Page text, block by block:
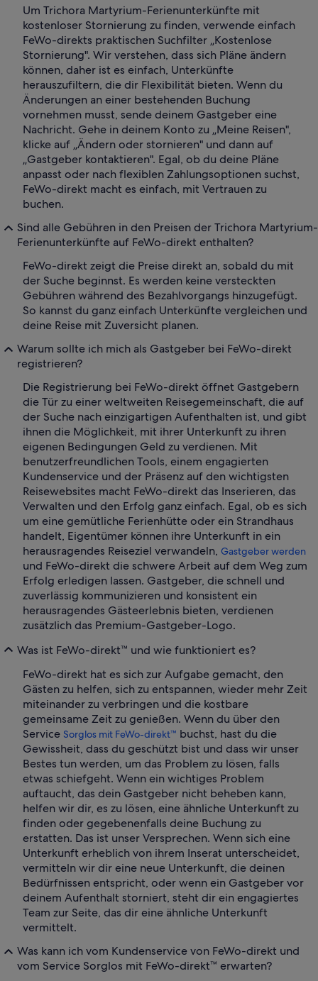
Um Trichora Martyrium-Ferienunterkünfte mit
kostenloser Stornierung zu finden, verwende einfach
FeWo-direkts praktischen Suchfilter „Kostenlose
Stornierung". Wir verstehen, dass sich Pläne ändern
können, daher ist es einfach, Unterkünfte
herauszufiltern, die dir Flexibilität bieten. Wenn du
Änderungen an einer bestehenden Buchung
vornehmen musst, sende deinem Gastgeber eine
Nachricht. Gehe in deinem Konto zu „Meine Reisen",
klicke auf „Ändern oder stornieren" und dann auf
„Gastgeber kontaktieren". Egal, ob du deine Pläne
anpasst oder nach flexiblen Zahlungsoptionen suchst,
FeWo-direkt macht es einfach, mit Vertrauen zu
buchen.
Sind alle Gebühren in den Preisen der Trichora Martyrium-
Ferienunterkünfte auf FeWo-direkt enthalten?
FeWo-direkt zeigt die Preise direkt an, sobald du mit
der Suche beginnst. Es werden keine versteckten
Gebühren während des Bezahlvorgangs hinzugefügt.
So kannst du ganz einfach Unterkünfte vergleichen und
deine Reise mit Zuversicht planen.
Warum sollte ich mich als Gastgeber bei FeWo-direkt
registrieren?
Die Registrierung bei FeWo-direkt öffnet Gastgebern
die Tür zu einer weltweiten Reisegemeinschaft, die auf
der Suche nach einzigartigen Aufenthalten ist, und gibt
ihnen die Möglichkeit, mit ihrer Unterkunft zu ihren
eigenen Bedingungen Geld zu verdienen. Mit
benutzerfreundlichen Tools, einem engagierten
Kundenservice und der Präsenz auf den wichtigsten
Reisewebsites macht FeWo-direkt das Inserieren, das
Verwalten und den Erfolg ganz einfach. Egal, ob es sich
um eine gemütliche Ferienhütte oder ein Strandhaus
handelt, Eigentümer können ihre Unterkunft in ein
herausragendes Reiseziel verwandeln, Gastgeber werden
und FeWo-direkt die schwere Arbeit auf dem Weg zum
Erfolg erledigen lassen. Gastgeber, die schnell und
zuverlässig kommunizieren und konsistent ein
herausragendes Gästeerlebnis bieten, verdienen
zusätzlich das Premium-Gastgeber-Logo.
Was ist FeWo-direkt™ und wie funktioniert es?
FeWo-direkt hat es sich zur Aufgabe gemacht, den
Gästen zu helfen, sich zu entspannen, wieder mehr Zeit
miteinander zu verbringen und die kostbare
gemeinsame Zeit zu genießen. Wenn du über den
Service Sorglos mit FeWo-direkt™ buchst, hast du die
Gewissheit, dass du geschützt bist und dass wir unser
Bestes tun werden, um das Problem zu lösen, falls
etwas schiefgeht. Wenn ein wichtiges Problem
auftaucht, das dein Gastgeber nicht beheben kann,
helfen wir dir, es zu lösen, eine ähnliche Unterkunft zu
finden oder gegebenenfalls deine Buchung zu
erstatten. Das ist unser Versprechen. Wenn sich eine
Unterkunft erheblich von ihrem Inserat unterscheidet,
vermitteln wir dir eine neue Unterkunft, die deinen
Bedürfnissen entspricht, oder wenn ein Gastgeber vor
deinem Aufenthalt storniert, steht dir ein engagiertes
Team zur Seite, das dir eine ähnliche Unterkunft
vermittelt.
Was kann ich vom Kundenservice von FeWo-direkt und
vom Service Sorglos mit FeWo-direkt™ erwarten?